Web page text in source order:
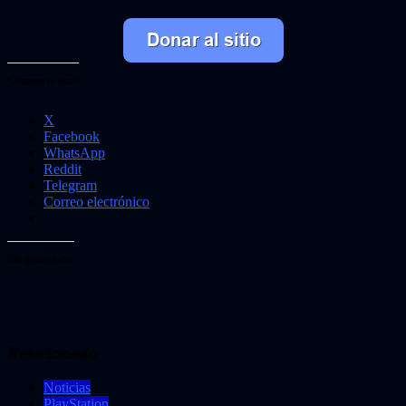
X
Facebook
WhatsApp
Reddit
Telegram
Correo electrónico
Noticias